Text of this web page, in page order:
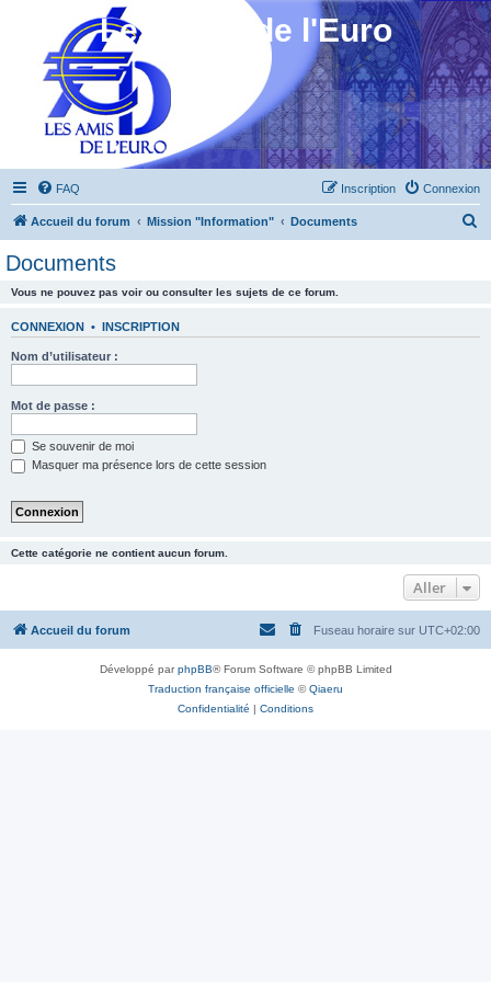
Les Amis de l'Euro
FAQ Connexion
Inscription
Accueil du forum Mission "Information" Documents
Documents
Vous ne pouvez pas voir ou consulter les sujets de ce forum.
CONNEXION • INSCRIPTION
Nom d’utilisateur :
Mot de passe :
Se souvenir de moi
Masquer ma présence lors de cette session
Cette catégorie ne contient aucun forum.
Aller
Accueil du forum Fuseau horaire sur UTC+02:00
Développé parphpBB® Forum Software © phpBB Limited
Traduction française officielle ©Qiaeru
Confidentialité | Conditions